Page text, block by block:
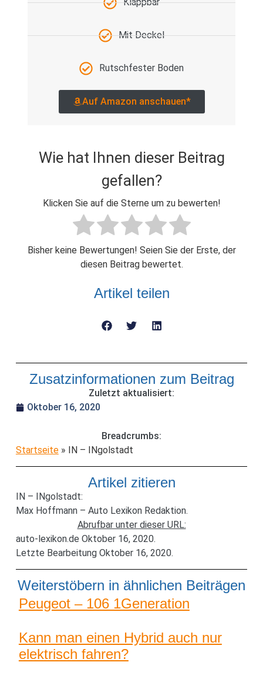
Mit Deckel
Rutschfester Boden
Auf Amazon anschauen*
Wie hat Ihnen dieser Beitrag
gefallen?
Klicken Sie auf die Sterne um zu bewerten!
Bisher keine Bewertungen! Seien Sie der Erste, der
diesen Beitrag bewertet.
Artikel teilen
Zusatzinformationen zum Beitrag
Zuletzt aktualisiert:
Oktober 16, 2020
Breadcrumbs:
Startseite» IN – INgolstadt
Artikel zitieren
IN – INgolstadt:
Max Hoffmann – Auto Lexikon Redaktion.
Abrufbar unter dieser URL:
auto-lexikon.de Oktober 16, 2020.
Letzte Bearbeitung Oktober 16, 2020.
Weiterstöbern in ähnlichen Beiträgen
Peugeot – 106 1Generation
Kann man einen Hybrid auch nur
elektrisch fahren?